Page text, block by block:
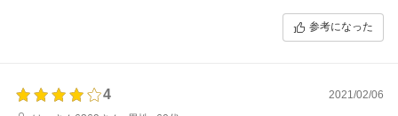
参考になった
4
2021/02/06